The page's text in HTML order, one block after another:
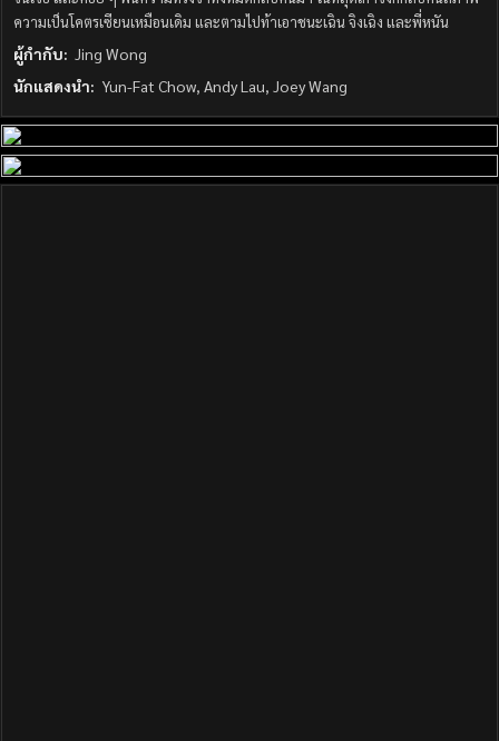
ความเป็นโคตรเซียนเหมือนเดิม และตามไปท้าเอาชนะเฉิน จิงเฉิง และพี่หนัน
ผู้กำกับ: Jing Wong
นักแสดงนำ: Yun-Fat Chow, Andy Lau, Joey Wang